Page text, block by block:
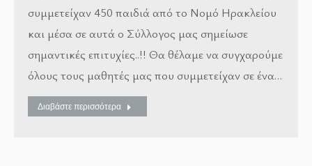
συμμετείχαν 450 παιδιά από το Νομό Ηρακλείου
και μέσα σε αυτά ο Σύλλογος μας σημείωσε
σημαντικές επιτυχίες..!! Θα θέλαμε να συγχαρούμε
όλους τους μαθητές μας που συμμετείχαν σε ένα…
Διαβάστε περισσότερα